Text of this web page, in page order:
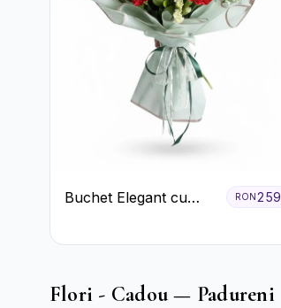
Buchet Elegant cu
RON 259
Flori - Cadou — Padureni